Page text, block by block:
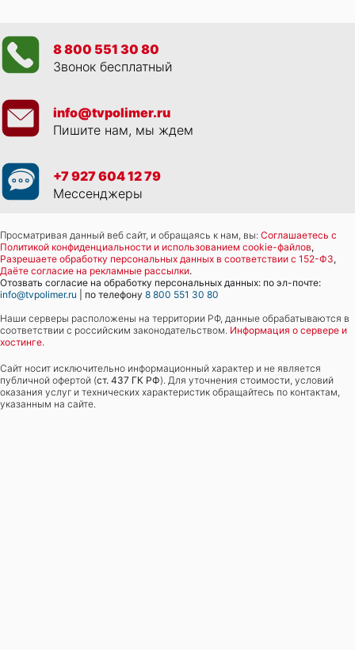
8 800 551 30 80
Звонок бесплатный
info@tvpolimer.ru
Пишите нам, мы ждем
+7 927 604 12 79
Мессенджеры
Просматривая данный веб сайт, и обращаясь к нам, вы: Соглашаетесь с
Политикой конфиденциальности и использованием cookie-файлов,
Разрешаете обработку персональных данных в соответствии с 152-ФЗ,
Даёте согласие на рекламные рассылки.
Отозвать согласие на обработку персональных данных: по эл-почте:
info@tvpolimer.ru | по телефону 8 800 551 30 80
Наши серверы расположены на территории РФ, данные обрабатываются в
соответствии с российским законодательством. Информация о сервере и
хостинге.
Сайт носит исключительно информационный характер и не является
публичной офертой (ст. 437 ГК РФ). Для уточнения стоимости, условий
оказания услуг и технических характеристик обращайтесь по контактам,
указанным на сайте.